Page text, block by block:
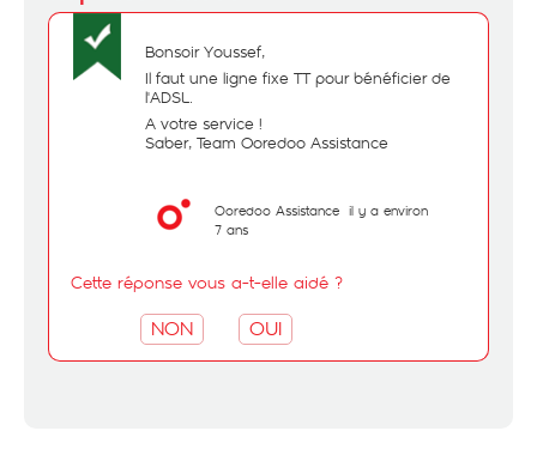
Bonsoir Youssef,
Il faut une ligne fixe TT pour bénéficier de
l'ADSL.
A votre service !
Saber, Team Ooredoo Assistance
Ooredoo Assistance il y a environ
7 ans
Cette réponse vous a-t-elle aidé ?
NON OUI